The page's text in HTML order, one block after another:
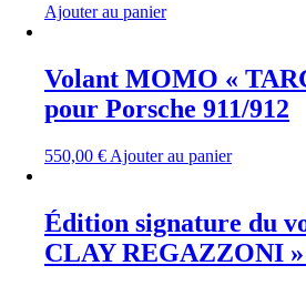
Ajouter au panier
Volant MOMO «
pour Porsche 911/912
550,00 € Ajouter au panier
Édition signature du
CLAY REGAZZONI »